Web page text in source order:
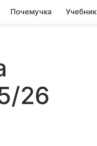
Почемучка Учебник
26